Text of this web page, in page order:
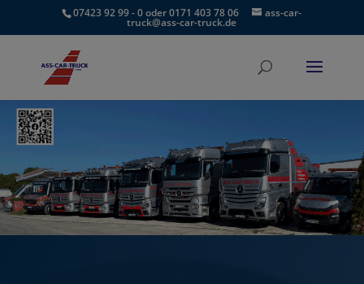
07423 92 99 - 0 oder 0171 403 78 06 ass-car-
truck@ass-car-truck.de